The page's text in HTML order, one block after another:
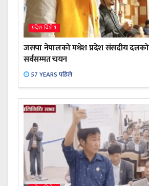
प्रदेश विशेष
जसपा नेपालको मधेश प्रदेश संसदीय दलको
सर्वसम्मत चयन
57 YEARS पहिले